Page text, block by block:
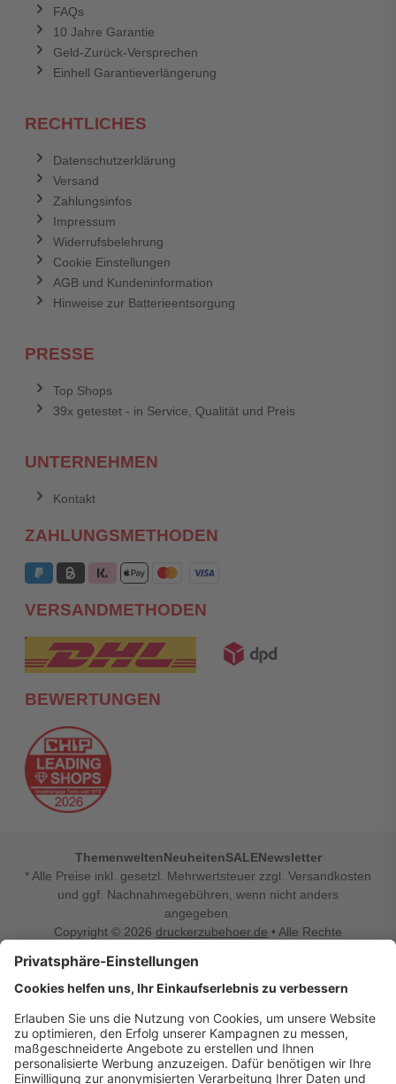
FAQs
10 Jahre Garantie
Geld-Zurück-Versprechen
Einhell Garantieverlängerung
RECHTLICHES
Datenschutzerklärung
Versand
Zahlungsinfos
Impressum
Widerrufsbelehrung
Cookie Einstellungen
AGB und Kundeninformation
Hinweise zur Batterieentsorgung
PRESSE
Top Shops
39x getestet - in Service, Qualität und Preis
UNTERNEHMEN
Kontakt
ZAHLUNGSMETHODEN
VERSANDMETHODEN
BEWERTUNGEN
ThemenweltenNeuheitenSALENewsletter
* Alle Preise inkl. gesetzl. Mehrwertsteuer zzgl. Versandkosten
und ggf. Nachnahmegebühren, wenn nicht anders
angegeben.
Copyright © 2026 druckerzubehoer.de • Alle Rechte
Vertrag widerrufen
Druckerzubehoer.de – preiswerte Qualität für Ihr Office
Sie sind auf der Suche nach dem passenden Druckerzubehör
oder Zubehör für das Büro, den Computer oder Ihr
Smartphone? Dann sind Sie bei Druckerzubehoer.de genau
richtig! Unser breites Sortiment bietet unter anderem Tinte